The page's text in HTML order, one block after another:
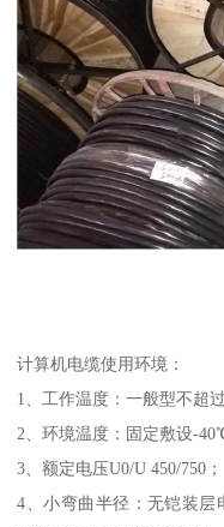
计算机电缆使用环境：
1、工作温度：一般型不超
2、环境温度：固定敷设-
3、额定电压U0/U 450/750；
4、小弯曲半径：无铠装